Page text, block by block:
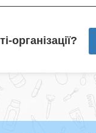
організації?